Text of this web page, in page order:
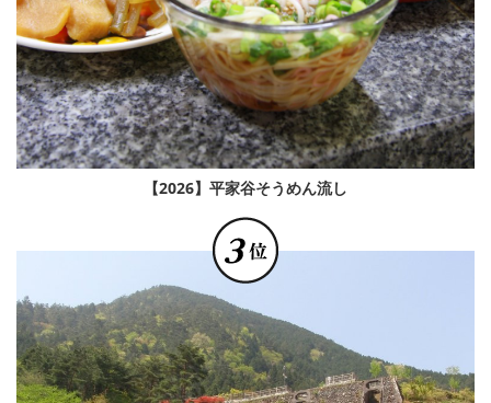
【2026】平家谷そうめん流し